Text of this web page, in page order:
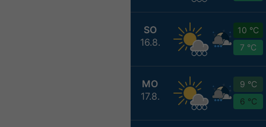
SO
16.8.
10 °C
7 °C
MO
17.8.
9 °C
6 °C